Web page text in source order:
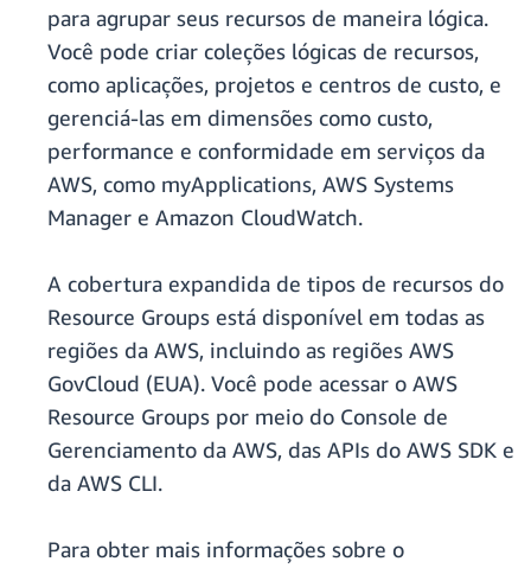
para agrupar seus recursos de maneira lógica.
Você pode criar coleções lógicas de recursos,
como aplicações, projetos e centros de custo, e
gerenciá-las em dimensões como custo,
performance e conformidade em serviços da
AWS, como myApplications, AWS Systems
Manager e Amazon CloudWatch.
A cobertura expandida de tipos de recursos do
Resource Groups está disponível em todas as
regiões da AWS, incluindo as regiões AWS
GovCloud (EUA). Você pode acessar o AWS
Resource Groups por meio do Console de
Gerenciamento da AWS, das APIs do AWS SDK e
da AWS CLI.
Para obter mais informações sobre o